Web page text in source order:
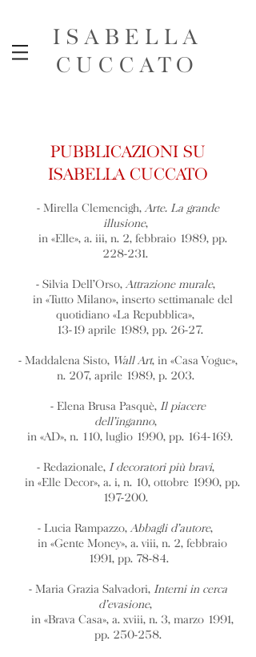
ISABELLA
CUCCATO
PUBBLICAZIONI SU
ISABELLA CUCCATO
- Mirella Clemencigh,Arte. La grande
illusione,
in «Elle», a. iii, n. 2, febbraio 1989, pp.
228-231.
- Silvia Dell’Orso,Attrazione murale,
in «Tutto Milano», inserto settimanale del
quotidiano «La Repubblica»,
13-19 aprile 1989, pp. 26-27.
- Maddalena Sisto, Wall Art, in «Casa Vogue»,
n. 207, aprile 1989, p. 203.
- Elena Brusa Pasquè, Il piacere
dell’inganno,
in «AD», n. 110, luglio 1990, pp. 164-169.
- Redazionale, I decoratori più bravi,
in «Elle Decor», a. i, n. 10, ottobre 1990, pp.
197-200.
- Lucia Rampazzo,Abbagli d’autore,
in «Gente Money», a. viii, n. 2, febbraio
1991, pp. 78-84.
- Maria Grazia Salvadori, Interni in cerca
d’evasione,
in «Brava Casa», a. xviii, n. 3, marzo 1991,
pp. 250-258.